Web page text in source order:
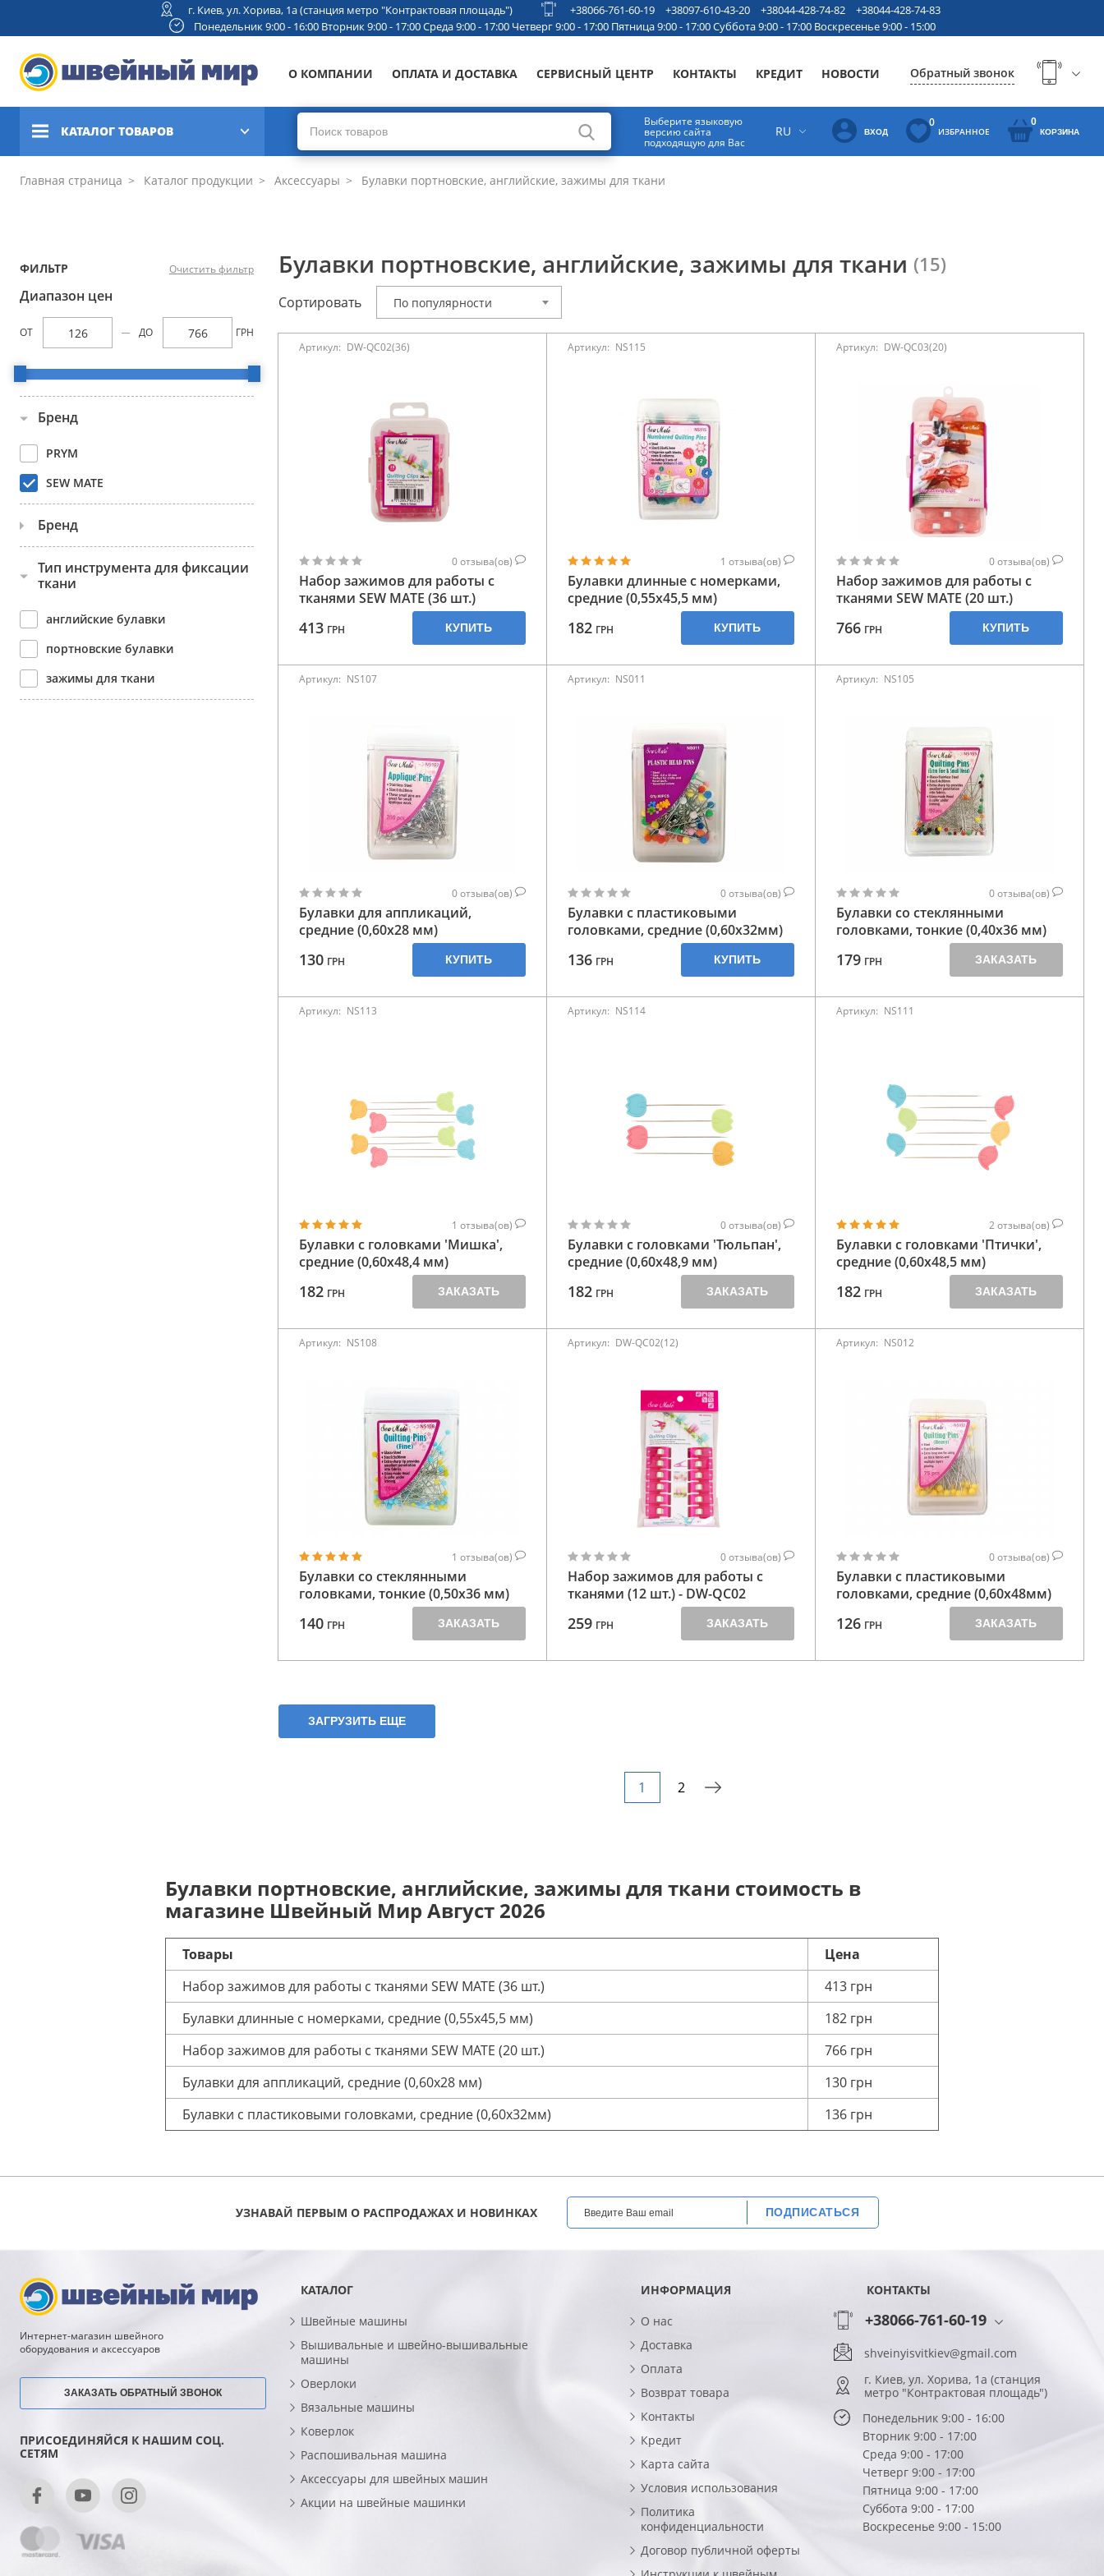
г. Киев, ул. Хорива, 1а (станция метро "Контрактовая площадь") +38066-761-60-19 +38097-610-43-20 +38044-428-74-82
+38044-428-74-83
Понедельник 9:00 - 16:00 Вторник 9:00 - 17:00 Среда 9:00 - 17:00 Четверг 9:00 - 17:00 Пятница 9:00 - 17:00 Суббота 9:00 - 17:00 Воскресенье 9:00 - 15:00
О КОМПАНИИ ОПЛАТА И ДОСТАВКА СЕРВИСНЫЙ ЦЕНТР КОНТАКТЫ КРЕДИТ НОВОСТИ Обратный звонок
КАТАЛОГ ТОВАРОВ
Швейные машины
Коверлоки, оверлоки,
Вязальные машины
Аксессуары
Бренды
Выберите языковую
версию сайта
подходящую для Вас
RU ВХОД
0
ИЗБРАННОЕ
0
КОРЗИНА
Главная страница Каталог продукции Аксессуары Булавки портновские, английские, зажимы для ткани
ФИЛЬТР Очистить фильтр
Диапазон цен
ОТ ДО ГРН
Бренд
PRYM
SEW MATE
Бренд
DW-QC03(20)
NS011
NS107
NS115
Тип инструмента для фиксации
ткани
английские булавки
портновские булавки
зажимы для ткани
Булавки портновские, английские, зажимы для ткани (15)
Сортировать По популярности
Артикул: DW-QC02(36)
0отзыва(ов)
Набор зажимов для работы с
тканями SEW MATE (36 шт.)
413 ГРН КУПИТЬ
Артикул: NS115
1 отзыва(ов)
Булавки длинные с номерками,
средние (0,55х45,5 мм)
182 ГРН КУПИТЬ
Артикул: DW-QC03(20)
0отзыва(ов)
Набор зажимов для работы с
тканями SEW MATE (20 шт.)
766 ГРН КУПИТЬ
Артикул: NS107
0отзыва(ов)
Булавки для аппликаций,
средние (0,60х28 мм)
130 ГРН КУПИТЬ
Артикул: NS011
0отзыва(ов)
Булавки с пластиковыми
головками, средние (0,60х32мм)
136 ГРН КУПИТЬ
Артикул: NS105
0отзыва(ов)
Булавки со стеклянными
головками, тонкие (0,40х36 мм)
179 ГРН ЗАКАЗАТЬ
Артикул: NS113
1 отзыва(ов)
Булавки с головками 'Мишка',
средние (0,60х48,4 мм)
182 ГРН ЗАКАЗАТЬ
Артикул: NS114
0отзыва(ов)
Булавки с головками 'Тюльпан',
средние (0,60х48,9 мм)
182 ГРН ЗАКАЗАТЬ
Артикул: NS111
2 отзыва(ов)
Булавки с головками 'Птички',
средние (0,60х48,5 мм)
182 ГРН ЗАКАЗАТЬ
Артикул: NS108
1 отзыва(ов)
Булавки со стеклянными
головками, тонкие (0,50х36 мм)
140 ГРН ЗАКАЗАТЬ
Артикул: DW-QC02(12)
0отзыва(ов)
Набор зажимов для работы с
тканями (12 шт.) - DW-QC02
259 ГРН ЗАКАЗАТЬ
Артикул: NS012
0отзыва(ов)
Булавки с пластиковыми
головками, средние (0,60х48мм)
126 ГРН ЗАКАЗАТЬ
ЗАГРУЗИТЬ ЕЩЕ
1 2
Булавки портновские, английские, зажимы для ткани стоимость в
магазине Швейный Мир Август 2026
Товары
Цена
Набор зажимов для работы с тканями SEW MATE (36 шт.)
413 грн
Булавки длинные с номерками, средние (0,55х45,5 мм)
182 грн
Набор зажимов для работы с тканями SEW MATE (20 шт.)
766 грн
Булавки для аппликаций, средние (0,60х28 мм)
130 грн
Булавки с пластиковыми головками, средние (0,60х32мм)
136 грн
УЗНАВАЙ ПЕРВЫМ О РАСПРОДАЖАХ И НОВИНКАХ ПОДПИСАТЬСЯ
Интернет-магазин швейного
оборудования и аксессуаров
ЗАКАЗАТЬ ОБРАТНЫЙ ЗВОНОК
ПРИСОЕДИНЯЙСЯ К НАШИМ СОЦ.
СЕТЯМ
КАТАЛОГ
Швейные машины
Вышивальные и швейно-вышивальные
машины
Оверлоки
Вязальные машины
Коверлок
Распошивальная машина
Аксессуары для швейных машин
Акции на швейные машинки
ИНФОРМАЦИЯ
О нас
Доставка
Оплата
Возврат товара
Контакты
Кредит
Карта сайта
Условия использования
Политика
конфиденциальности
Договор публичной оферты
КОНТАКТЫ
+38066-761-60-19
shveinyisvitkiev@gmail.com
г. Киев, ул. Хорива, 1а (станция
метро "Контрактовая площадь")
Понедельник 9:00 - 16:00
Вторник 9:00 - 17:00
Среда 9:00 - 17:00
Четверг 9:00 - 17:00
Пятница 9:00 - 17:00
Суббота 9:00 - 17:00
Воскресенье 9:00 - 15:00